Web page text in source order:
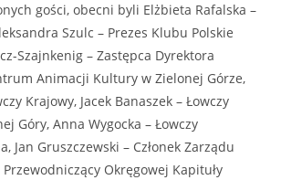
gości, obecni byli Elżbieta Rafalska –
Szulc – Prezes Klubu Polskie
Szajnkenig – Zastępca Dyrektora
Animacji Kultury w Zielonej Górze,
Krajowy, Jacek Banaszek – Łowczy
Góry, Anna Wygocka – Łowczy
Jan Gruszczewski – Członek Zarządu
Przewodniczący Okręgowej Kapituły